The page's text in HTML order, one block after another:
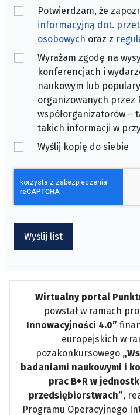
Potwierdzam, że
informacyjną dot.
osobowych oraz z
Wyrażam zgodę na
konferencjach i
naukowym lub
organizowanych przez
współorganizatorów –
takich informacji w
Wyślij kopię do siebie
Wyślij list
Wirtualny portal
powstał w ramach
Innowacyjności 4.0”
europejskich w
pozakonkursowego
badaniami naukowymi i
prac B+R w
przedsiębiorstwach”,
Programu Operacyjnego